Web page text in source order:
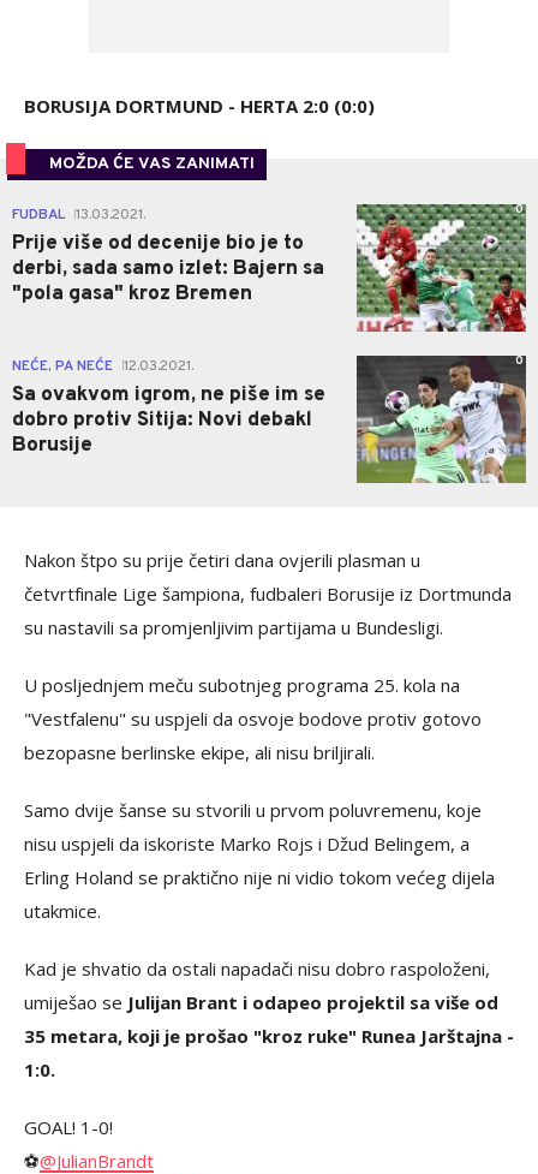
BORUSIJA DORTMUND - HERTA 2:0 (0:0)
MOŽDA ĆE VAS ZANIMATI
FUDBAL 13.03.2021.
Prije više od decenije bio je to
derbi, sada samo izlet: Bajern sa
"pola gasa" kroz Bremen
0
NEĆE, PA NEĆE 12.03.2021.
Sa ovakvom igrom, ne piše im se
dobro protiv Sitija: Novi debakl
Borusije
0
Nakon štpo su prije četiri dana ovjerili plasman u
četvrtfinale Lige šampiona, fudbaleri Borusije iz Dortmunda
su nastavili sa promjenljivim partijama u Bundesligi.
U posljednjem meču subotnjeg programa 25. kola na
"Vestfalenu" su uspjeli da osvoje bodove protiv gotovo
bezopasne berlinske ekipe, ali nisu briljirali.
Samo dvije šanse su stvorili u prvom poluvremenu, koje
nisu uspjeli da iskoriste Marko Rojs i Džud Belingem, a
Erling Holand se praktično nije ni vidio tokom većeg dijela
utakmice.
Kad je shvatio da ostali napadači nisu dobro raspoloženi,
umiješao se Julijan Brant i odapeo projektil sa više od
35 metara, koji je prošao "kroz ruke" Runea Jarštajna -
1:0.
GOAL! 1-0!
⚽️@JulianBrandt